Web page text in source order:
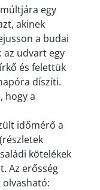
egy
akinek
a budai
az udvart egy
és felettük
díszíti.
hogy a
időmérő a
kötelékek
Az erősség